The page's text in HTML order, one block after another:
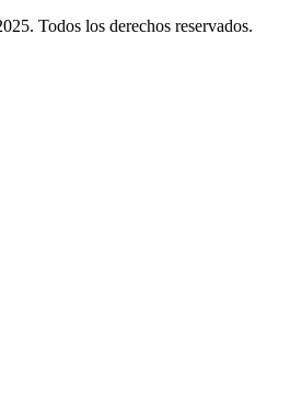
Todos los derechos reservados.